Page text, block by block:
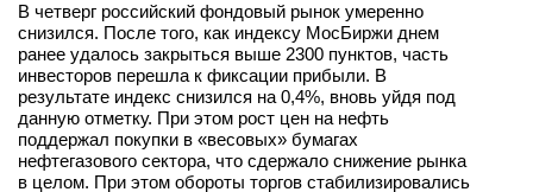
В четверг российский фондовый рынок умеренно
снизился. После того, как индексу МосБиржи днем
ранее удалось закрыться выше 2300 пунктов, часть
инвесторов перешла к фиксации прибыли. В
результате индекс снизился на 0,4%, вновь уйдя под
данную отметку. При этом рост цен на нефть
поддержал покупки в «весовых» бумагах
нефтегазового сектора, что сдержало снижение рынка
в целом. При этом обороты торгов стабилизировались